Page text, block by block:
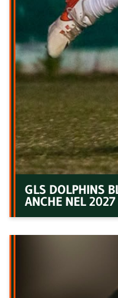
GLS DOLPHINS
ANCHE NEL 2027